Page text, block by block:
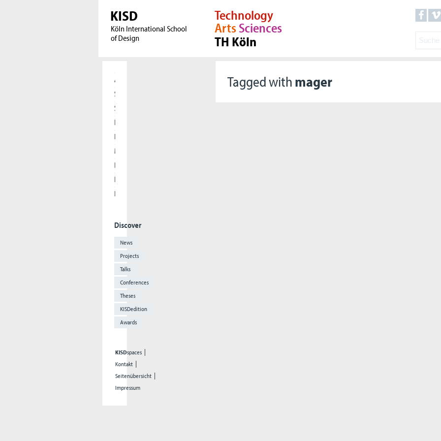
KISD
Köln International School
of Design
Technology
ArtsSciences
TH Köln
Tagged with mager
Aktuelles
Studierende
Studieninteressierte
Forschung
International
Meet our Alumni
Presse
Kooperationen
Die KISD
Discover
News
Projects
Talks
Conferences
Theses
KISDedition
Awards
KISDspaces
Kontakt
Seitenübersicht
Impressum